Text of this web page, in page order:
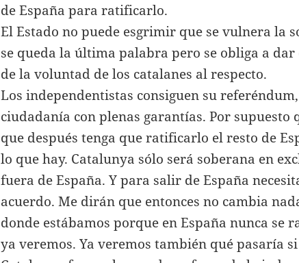
de España para ratificarlo.
El Estado no puede esgrimir que se vulnera la
se queda la última palabra pero se obliga a dar
de la voluntad de los catalanes al respecto.
Los independentistas consiguen su
ciudadanía con plenas garantías. Por supuesto
que después tenga que ratificarlo el resto de
lo que hay. Catalunya sólo será soberana en
fuera de España. Y para salir de España
acuerdo. Me dirán que entonces no cambia
donde estábamos porque en España nunca se
ya veremos. Ya veremos también qué pasaría